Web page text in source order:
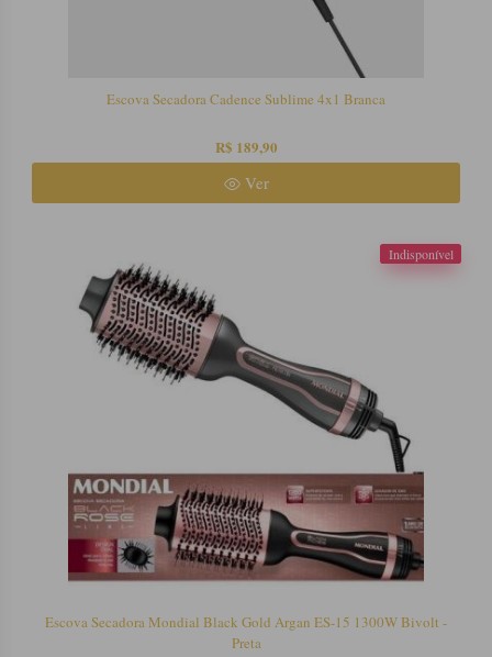
Escova Secadora Cadence Sublime 4x1 Branca
R$ 189,90
Ver
Indisponível
Escova Secadora Mondial Black Gold Argan ES-15 1300W Bivolt -
Preta